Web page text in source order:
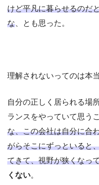
けど平凡に暮らせるのだ
な 、とも思った。
理解されないってのは本
自分の正しく居られる場
ランスをやっていて思うこ
な、この会社は自分に合
がらそこにずっといると
てきて、視野が狭くなっ
くない。